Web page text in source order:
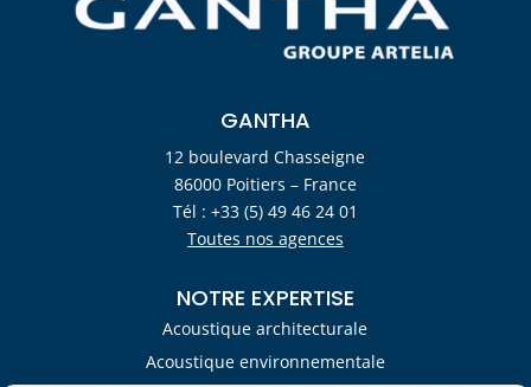
GANTHA
12 boulevard Chasseigne
86000 Poitiers – France
Tél : +33 (5) 49 46 24 01
Toutes nos agences
NOTRE EXPERTISE
Acoustique architecturale
Acoustique environnementale